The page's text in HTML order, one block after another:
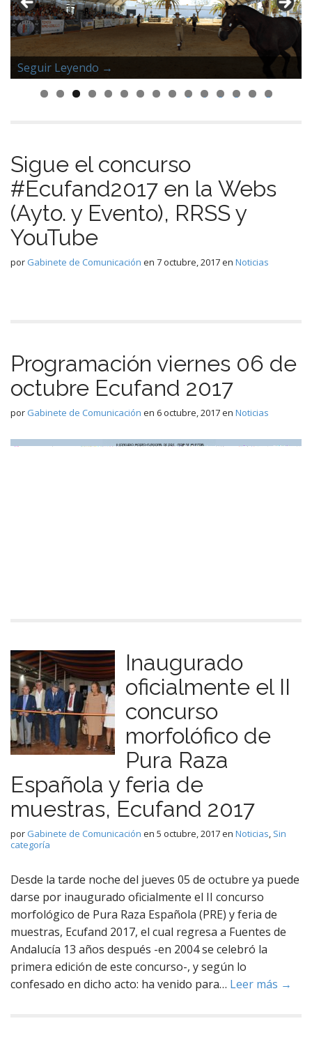
Seguir Leyendo →
Seguir Leyendo →
Seguir Leyendo →
Seguir Leyendo →
Seguir Leyendo →
Seguir Leyendo →
Seguir Leyendo →
Seguir Leyendo →
Seguir Leyendo →
Seguir Leyendo →
Seguir Leyendo →
Seguir Leyendo →
Seguir Leyendo →
Seguir Leyendo →
0 1 2 3 4 5
Sigue el concurso
#Ecufand2017 en la Webs
(Ayto. y Evento), RRSS y
YouTube
por Gabinete de Comunicación en 7 octubre, 2017en Noticias
Programación viernes 06 de
octubre Ecufand 2017
por Gabinete de Comunicación en 6 octubre, 2017en Noticias
Inaugurado
oficialmente el II
concurso
morfolófico de
Pura Raza
Española y feria de
muestras, Ecufand 2017
por Gabinete de Comunicación en 5 octubre, 2017en Noticias Sin
categoría
Desde la tarde noche del jueves 05 de octubre ya puede
darse por inaugurado oficialmente el II concurso
morfológico de Pura Raza Española (PRE) y feria de
muestras, Ecufand 2017, el cual regresa a Fuentes de
Andalucía 13 años después -en 2004 se celebró la
primera edición de este concurso-, y según lo
confesado en dicho acto: ha venido para… Leer más →